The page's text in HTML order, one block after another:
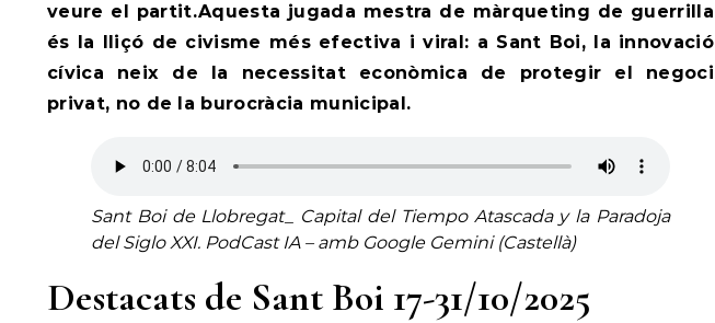
veure el partit.Aquesta jugada mestra de màrqueting de guerrilla
és la lliçó de civisme més efectiva i viral: a Sant Boi, la innovació
cívica neix de la necessitat econòmica de protegir el negoci
privat, no de la burocràcia municipal.
Sant Boi de Llobregat_ Capital del Tiempo Atascada y la Paradoja
del Siglo XXI. PodCast IA – amb Google Gemini (Castellà)
Destacats de Sant Boi 17-31/10/2025